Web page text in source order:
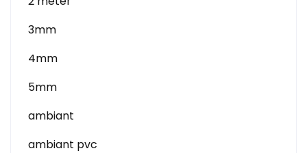
3mm
4mm
5mm
ambiant
ambiant pvc